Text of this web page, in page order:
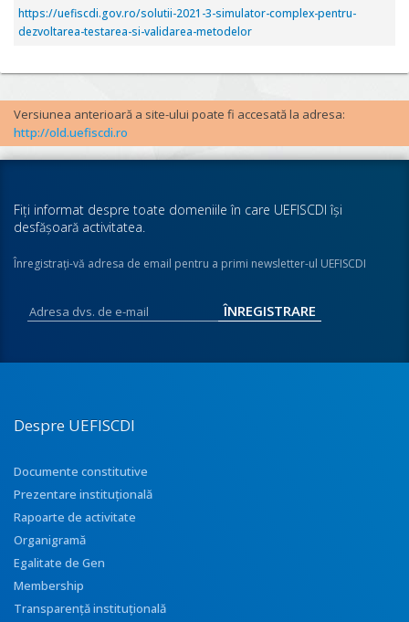
https://uefiscdi.gov.ro/solutii-2021-3-simulator-complex-pentru-
dezvoltarea-testarea-si-validarea-metodelor
Versiunea anterioară a site-ului poate fi accesată la adresa:
http://old.uefiscdi.ro
Fiţi informat despre toate domeniile în care UEFISCDI îşi
desfăşoară activitatea.
Înregistraţi-vă adresa de email pentru a primi newsletter-ul UEFISCDI
Despre UEFISCDI
Documente constitutive
Prezentare instituţională
Rapoarte de activitate
Organigramă
Egalitate de Gen
Membership
Transparenţă instituţională